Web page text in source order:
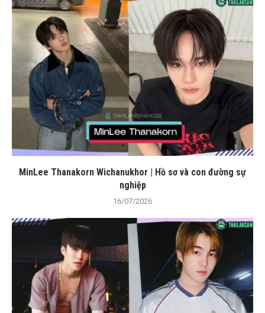
MinLee Thanakorn Wichanukhor | Hồ sơ và con đường sự
nghiệp
16/07/2026